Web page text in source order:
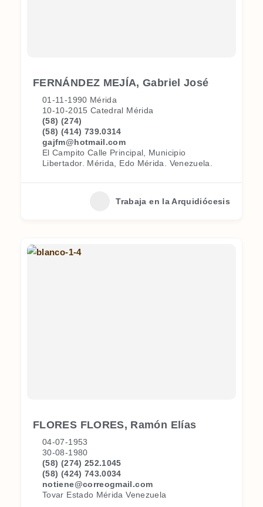
FERNÁNDEZ MEJÍA, Gabriel José
01-11-1990 Mérida
10-10-2015 Catedral Mérida
(58) (274)
(58) (414) 739.0314
gajfm@hotmail.com
El Campito Calle Principal, Municipio
Libertador. Mérida, Edo Mérida. Venezuela.
Trabaja en la Arquidiócesis
FLORES FLORES, Ramón Elías
04-07-1953
30-08-1980
(58) (274) 252.1045
(58) (424) 743.0034
notiene@correogmail.com
Tovar Estado Mérida Venezuela